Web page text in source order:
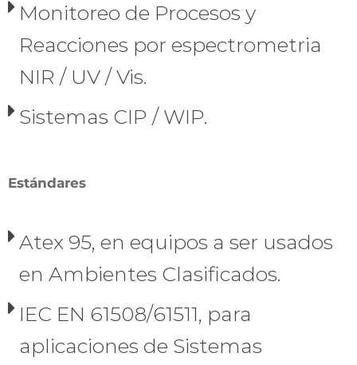
Monitoreo de Procesos y
Reacciones por espectrometria
NIR / UV / Vis.
Sistemas CIP / WIP.
Estándares
Atex 95, en equipos a ser usados
en Ambientes Clasificados.
IEC EN 61508/61511, para
aplicaciones de Sistemas